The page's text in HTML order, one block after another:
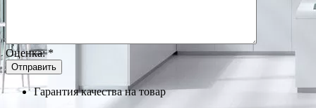
Оценка:*
Гарантия качества на товар